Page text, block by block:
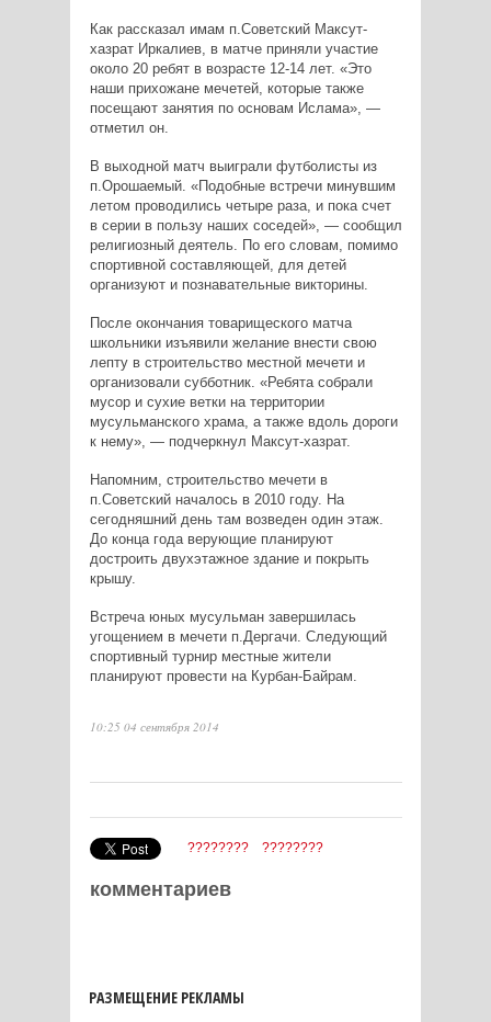
Как рассказал имам п.Советский Максут-
хазрат Иркалиев, в матче приняли участие
около 20 ребят в возрасте 12-14 лет. «Это
наши прихожане мечетей, которые также
посещают занятия по основам Ислама», —
отметил он.
В выходной матч выиграли футболисты из
п.Орошаемый. «Подобные встречи минувшим
летом проводились четыре раза, и пока счет
в серии в пользу наших соседей», — сообщил
религиозный деятель. По его словам, помимо
спортивной составляющей, для детей
организуют и познавательные викторины.
После окончания товарищеского матча
школьники изъявили желание внести свою
лепту в строительство местной мечети и
организовали субботник. «Ребята собрали
мусор и сухие ветки на территории
мусульманского храма, а также вдоль дороги
к нему», — подчеркнул Максут-хазрат.
Напомним, строительство мечети в
п.Советский началось в 2010 году. На
сегодняшний день там возведен один этаж.
До конца года верующие планируют
достроить двухэтажное здание и покрыть
крышу.
Встреча юных мусульман завершилась
угощением в мечети п.Дергачи. Следующий
спортивный турнир местные жители
планируют провести на Курбан-Байрам.
10:25 04 сентября 2014
???????? ????????
комментариев
РАЗМЕЩЕНИЕ РЕКЛАМЫ